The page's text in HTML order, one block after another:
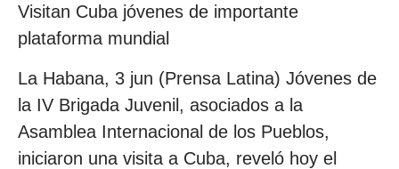
Visitan Cuba jóvenes de importante
plataforma mundial
La Habana, 3 jun (Prensa Latina) Jóvenes de
la IV Brigada Juvenil, asociados a la
Asamblea Internacional de los Pueblos,
iniciaron una visita a Cuba, reveló hoy el